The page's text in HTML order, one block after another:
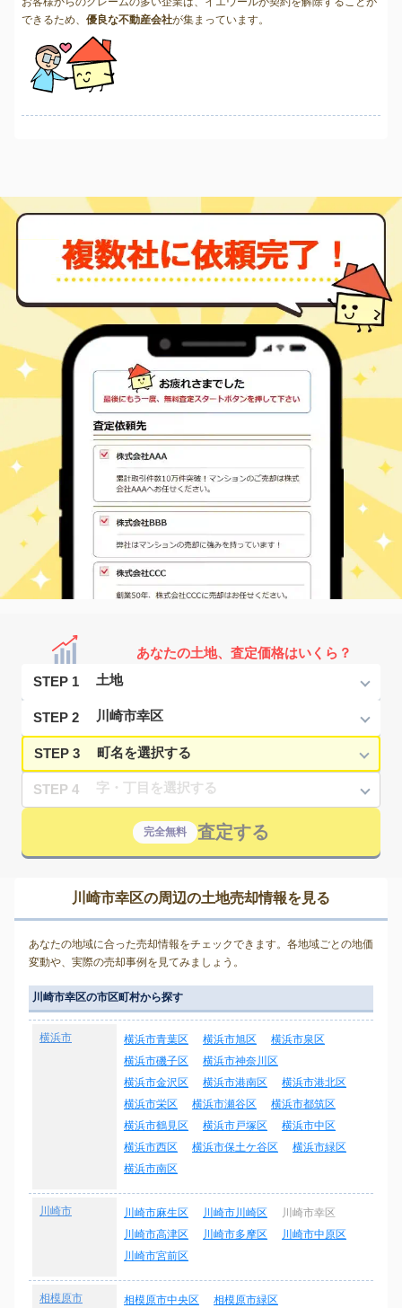
できるため、 優良な不動産会社が集まっています。
あなたの土地、査定価格はいくら？
STEP 1
STEP 2
STEP 3
STEP 4
完全無料 査定する
川崎市幸区の周辺の土地売却情報を見る
あなたの地域に合った売却情報をチェックできます。各地域ごとの地価
変動や、実際の売却事例を見てみましょう。
川崎市幸区の市区町村から探す
横浜市 横浜市青葉区 横浜市旭区
横浜市泉区
横浜市磯子区
横浜市神奈川区
横浜市金沢区
横浜市港南区
横浜市港北区
横浜市栄区
横浜市瀬谷区
横浜市都筑区
横浜市鶴見区
横浜市戸塚区
横浜市中区
横浜市西区
横浜市保土ケ谷区
横浜市緑区
横浜市南区
川崎市 川崎市麻生区 川崎市川崎区
川崎市幸区
川崎市高津区
川崎市多摩区
川崎市中原区
川崎市宮前区
相模原市 相模原市中央区
相模原市緑区